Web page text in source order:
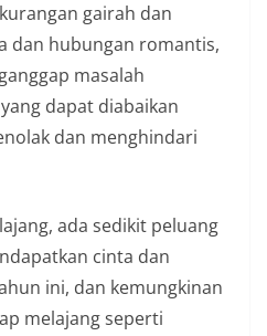
gairah dan
dan hubungan romantis,
masalah
dapat diabaikan
dan menghindari
ada sedikit peluang
cinta dan
ini, dan kemungkinan
melajang seperti